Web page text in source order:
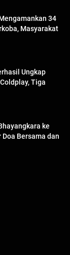
34
Masyarakat
Ungkap
Tiga
ke
Bersama dan